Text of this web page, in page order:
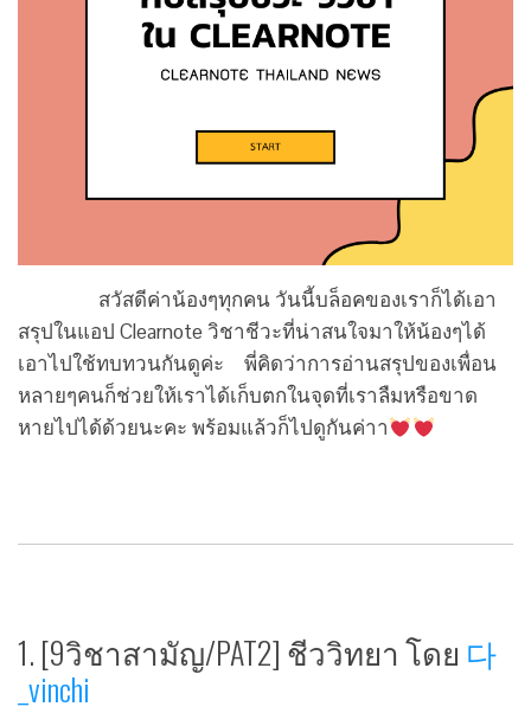
สวัสดีค่าน้องๆทุกคน วันนี้บล็อคของเราก็ได้เอา
สรุปในแอป Clearnote วิชาชีวะที่น่าสนใจมาให้น้องๆได้
เอาไปใช้ทบทวนกันดูค่ะ พี่คิดว่าการอ่านสรุปของเพื่อน
หลายๆคนก็ช่วยให้เราได้เก็บตกในจุดที่เราลืมหรือขาด
หายไปได้ด้วยนะคะ พร้อมแล้วก็ไปดูกันค่าา
1. [9วิชาสามัญ/PAT2] ชีววิทยา โดย 다
_vinchi